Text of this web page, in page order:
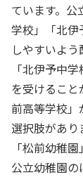
ています。
学校」「北伊
しやすいよう
「北伊予中
を受けるこ
前高等学校」
選択肢があり
「松前幼稚
公立幼稚園